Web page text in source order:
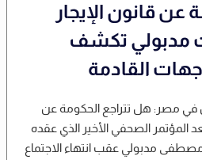
عن قانون الإيجار
مدبولي تكشف
القادمة
في مصر: هل تتراجع الحكومة عن
المؤتمر الصحفي الأخير الذي عقده
مدبولي عقب انتهاء الاجتماع